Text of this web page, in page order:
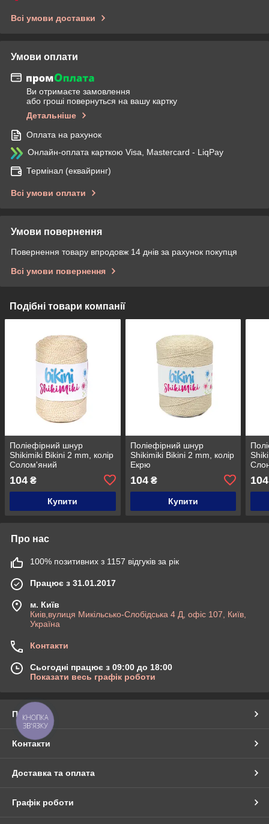
Всі умови доставки
Умови оплати
Ви отримаєте замовлення
або гроші повернуться на вашу картку
Детальніше
Оплата на рахунок
Онлайн-оплата карткою Visa, Mastercard - LiqPay
Термінал (еквайринг)
Всі умови оплати
Умови повернення
Повернення товару впродовж 14 днів за рахунок покупця
Всі умови повернення
Подібні товари компанії
Поліефірний шнур
Shikimiki Bikini 2 mm, колір
Солом'яний
104 ₴
Купити
Поліефірний шнур
Shikimiki Bikini 2 mm, колір
Екрю
104₴
Купити
104
Про нас
100% позитивних з 1157 відгуків за рік
Працює з 31.01.2017
м. Київ
Киів,вулиця Микільсько-Слобідська 4 Д, офіс 107, Київ,
Україна
Контакти
Сьогодні працює з 09:00 до 18:00
Показати весь графік роботи
Про нас
Контакти
Доставка та оплата
Графік роботи
КНОПКА
ЗВ'ЯЗКУ